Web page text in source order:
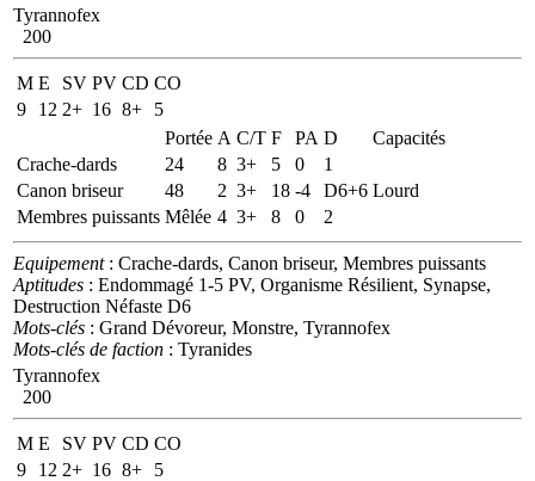
Tyrannofex
200
M E SV PV CD CO
9
12 2+ 16 8+
5
Portée A C/T F PA D
Capacités
Crache-dards
24 8 3+ 5 0
1
Canon briseur
48 2 3+ 18 -4 D6+6 Lourd
Membres puissants Mêlée 4 3+ 8 0 2
Equipement: Crache-dards, Canon briseur, Membres puissants
Aptitudes : Endommagé 1-5 PV, Organisme Résilient, Synapse,
Destruction Néfaste D6
Mots-clés : Grand Dévoreur, Monstre, Tyrannofex
Mots-clés de faction : Tyranides
Tyrannofex
200
M E SV PV CD CO
9
12 2+ 16 8+
5